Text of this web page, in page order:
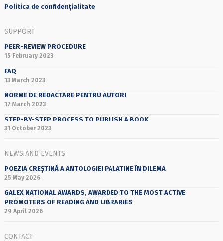
Politica de confidențialitate
SUPPORT
PEER-REVIEW PROCEDURE
15 February 2023
FAQ
13 March 2023
NORME DE REDACTARE PENTRU AUTORI
17 March 2023
STEP-BY-STEP PROCESS TO PUBLISH A BOOK
31 October 2023
NEWS AND EVENTS
POEZIA CREȘTINĂ A ANTOLOGIEI PALATINE ÎN DILEMA
25 May 2026
GALEX NATIONAL AWARDS, AWARDED TO THE MOST ACTIVE
PROMOTERS OF READING AND LIBRARIES
29 April 2026
CONTACT